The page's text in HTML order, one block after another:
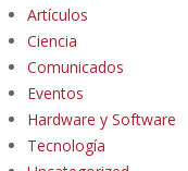
Artículos
Ciencia
Comunicados
Eventos
Hardware y Software
Tecnología